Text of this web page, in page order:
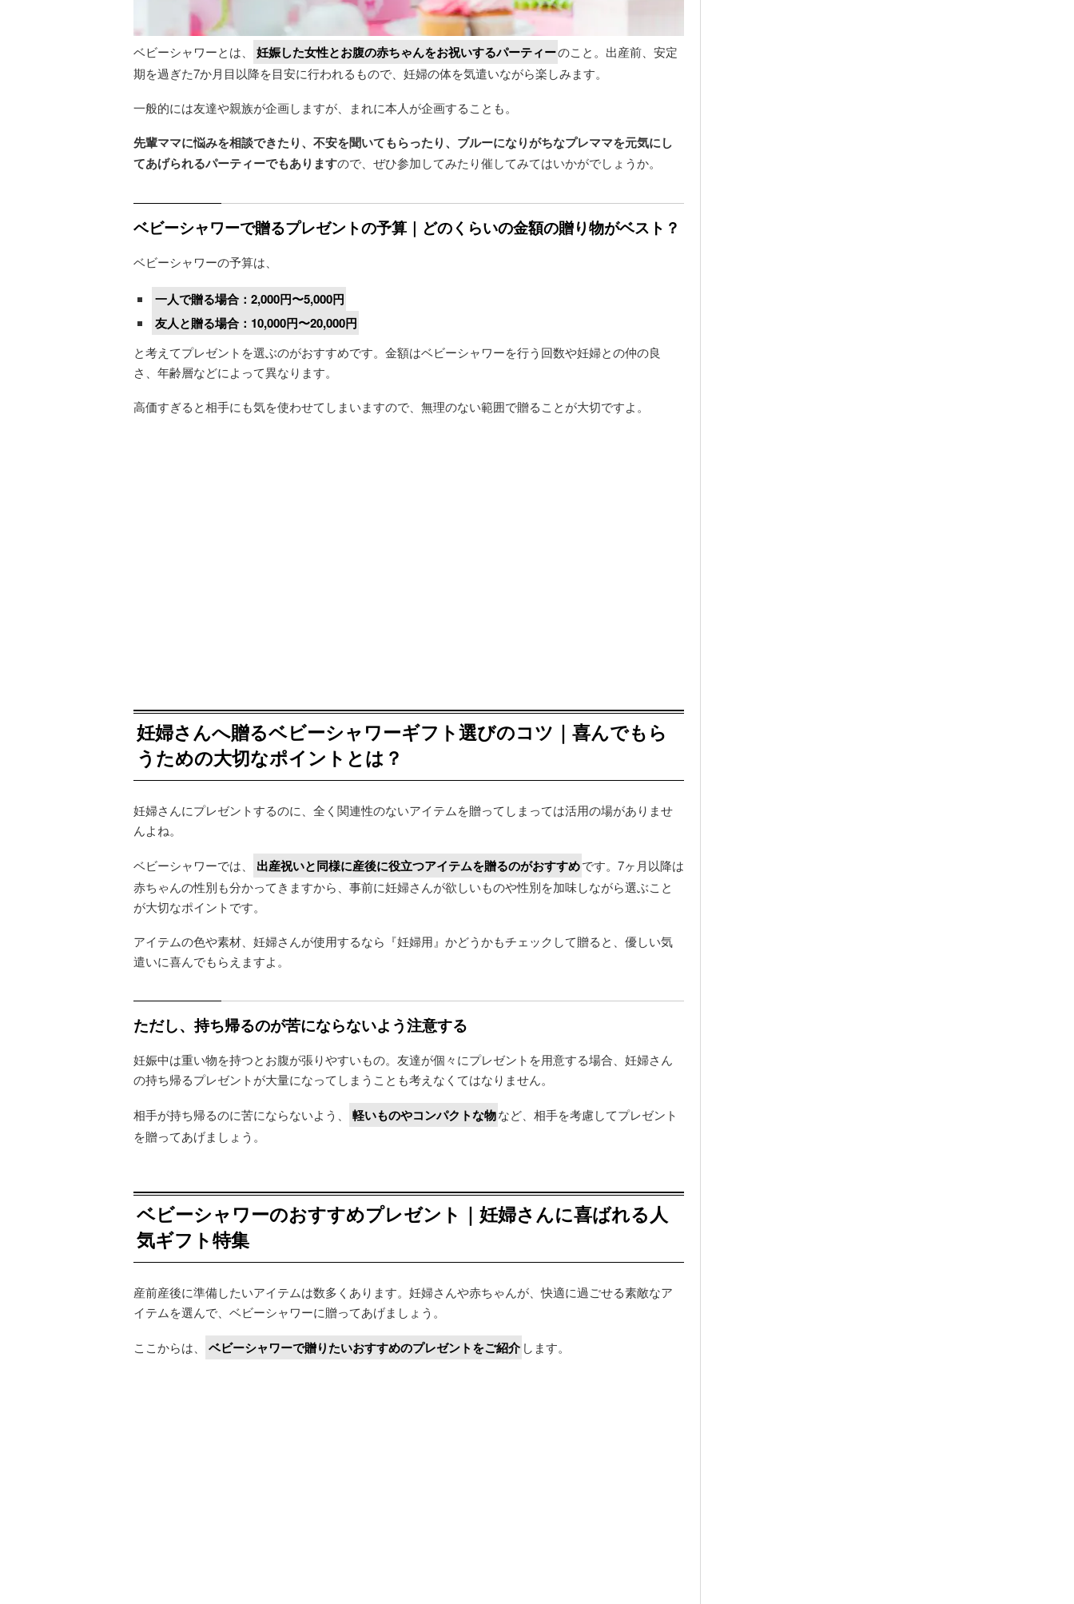
ベビーシャワーとは、 妊娠した女性とお腹の赤ちゃんをお祝いするパーティーのこと。出産前、安定
期を過ぎた7か月目以降を目安に行われるもので、妊婦の体を気遣いながら楽しみます。
一般的には友達や親族が企画しますが、まれに本人が企画することも。
先輩ママに悩みを相談できたり、不安を聞いてもらったり、ブルーになりがちなプレママを元気にし
てあげられるパーティーでもありますので、ぜひ参加してみたり催してみてはいかがでしょうか。
ベビーシャワーで贈るプレゼントの予算｜どのくらいの金額の贈り物がベスト？
ベビーシャワーの予算は、
一人で贈る場合：2,000円〜5,000円
友人と贈る場合：10,000円〜20,000円
と考えてプレゼントを選ぶのがおすすめです。金額はベビーシャワーを行う回数や妊婦との仲の良
さ、年齢層などによって異なります。
高価すぎると相手にも気を使わせてしまいますので、無理のない範囲で贈ることが大切ですよ。
妊婦さんへ贈るベビーシャワーギフト選びのコツ｜喜んでもら
うための大切なポイントとは？
妊婦さんにプレゼントするのに、全く関連性のないアイテムを贈ってしまっては活用の場がありませ
んよね。
ベビーシャワーでは、 出産祝いと同様に産後に役立つアイテムを贈るのがおすすめです。7ヶ月以降は
赤ちゃんの性別も分かってきますから、事前に妊婦さんが欲しいものや性別を加味しながら選ぶこと
が大切なポイントです。
アイテムの色や素材、妊婦さんが使用するなら『妊婦用』かどうかもチェックして贈ると、優しい気
遣いに喜んでもらえますよ。
ただし、持ち帰るのが苦にならないよう注意する
妊娠中は重い物を持つとお腹が張りやすいもの。友達が個々にプレゼントを用意する場合、妊婦さん
の持ち帰るプレゼントが大量になってしまうことも考えなくてはなりません。
相手が持ち帰るのに苦にならないよう、 軽いものやコンパクトな物など、相手を考慮してプレゼント
を贈ってあげましょう。
ベビーシャワーのおすすめプレゼント｜妊婦さんに喜ばれる人
気ギフト特集
産前産後に準備したいアイテムは数多くあります。妊婦さんや赤ちゃんが、快適に過ごせる素敵なア
イテムを選んで、ベビーシャワーに贈ってあげましょう。
ここからは、 ベビーシャワーで贈りたいおすすめのプレゼントをご紹介 します。